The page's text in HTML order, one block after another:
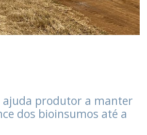
produtor a manter
dos bioinsumos até a